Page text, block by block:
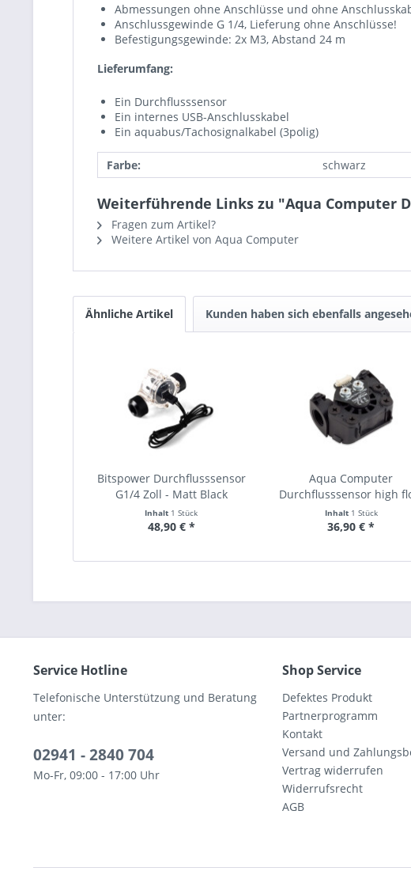
Abmessungen ohne Anschlüsse und ohne
Anschlussgewinde G 1/4, Lieferung ohne Anschlüsse!
Befestigungsgewinde: 2x M3, Abstand 24 m
Lieferumfang:
Ein Durchflusssensor
Ein internes USB-Anschlusskabel
Ein aquabus/Tachosignalkabel (3polig)
Farbe: schwarz
Weiterführende Links zu "Aqua Computer
Fragen zum Artikel?
Weitere Artikel von Aqua Computer
Ähnliche Artikel Kunden haben sich ebenfalls
Bitspower Durchflusssensor
G1/4 Zoll - Matt Black
Inhalt 1 Stück
48,90 € *
Aqua Computer
Durchflusssensor high
LT, G1/4
Inhalt 1 Stück
36,90 € *
Service Hotline
Telefonische Unterstützung und Beratung
unter:
02941 - 2840 704
Mo-Fr, 09:00 - 17:00 Uhr
Shop Service
Defektes Produkt
Partnerprogramm
Kontakt
Versand und
Vertrag widerrufen
Widerrufsrecht
AGB